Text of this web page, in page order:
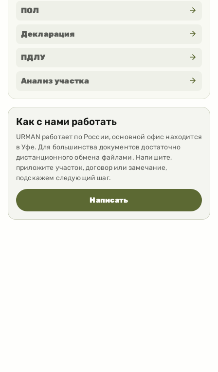
ПОЛ
Декларация
ПДЛУ
Анализ участка
Как с нами работать
URMAN работает по России, основной офис находится
в Уфе. Для большинства документов достаточно
дистанционного обмена файлами. Напишите,
приложите участок, договор или замечание,
подскажем следующий шаг.
Написать